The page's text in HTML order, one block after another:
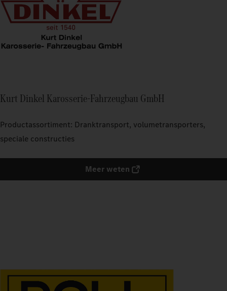
Kurt Dinkel Karosserie-Fahrzeugbau GmbH
Productassortiment: Dranktransport, volumetransporters,
speciale constructies
Meer weten